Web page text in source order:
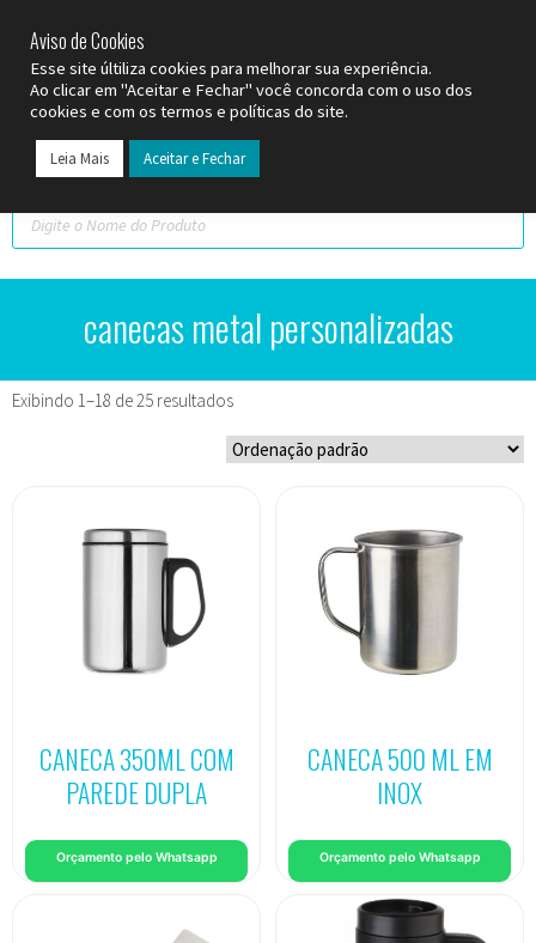
canecas metal personalizadas
Exibindo 1–18 de 25 resultados
CANECA 350ML COM
PAREDE DUPLA
Orçamento pelo Whatsapp
CANECA 500 ML EM
INOX
Orçamento pelo Whatsapp
Aviso de Cookies
Esse site últiliza cookies para melhorar sua experiência.
Ao clicar em "Aceitar e Fechar" você concorda com o uso dos
cookies e com os termos e políticas do site.
Leia Mais Aceitar e Fechar